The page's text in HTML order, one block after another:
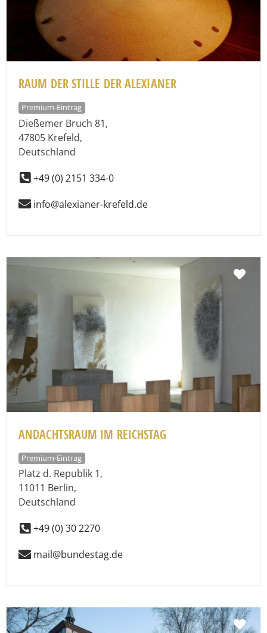
RAUM DER STILLE DER ALEXIANER
Premium-Eintrag
Dießemer Bruch 81,
47805 Krefeld,
Deutschland
+49 (0) 2151 334-0
info@alexianer-krefeld.de
ANDACHTSRAUM IM REICHSTAG
Premium-Eintrag
Platz d. Republik 1,
11011 Berlin,
Deutschland
+49 (0) 30 2270
mail@bundestag.de